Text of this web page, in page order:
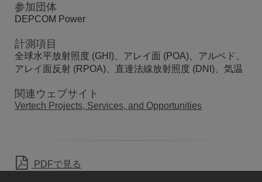
参加団体
DEPCOM Power
計測項目
全球水平放射照度 (GHI)、アレイ面 (POA)、アルベド、
アレイ面反射 (RPOA)、直達法線放射照度 (DNI)、気温
関連ウェブサイト
Vertech Projects, Services, and Opportunities
PDFで見る